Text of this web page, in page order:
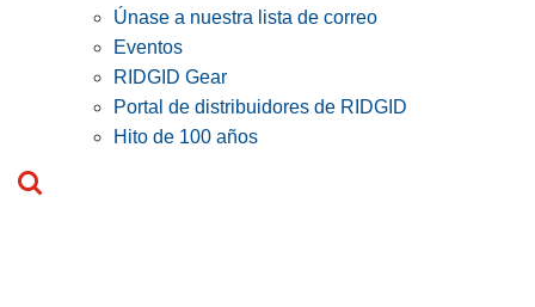
Únase a nuestra lista de correo
Eventos
RIDGID Gear
Portal de distribuidores de RIDGID
Hito de 100 años